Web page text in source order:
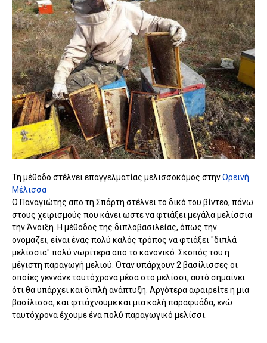
Τη μέθοδο στέλνει επαγγελματίας μελισσοκόμος στηνΟρεινή
Μέλισσα
Ο Παναγιώτης απο τη Σπάρτη στέλνει το δικό του βίντεο, πάνω
στους χειρισμούς που κάνει ωστε να φτιάξει μεγάλα μελίσσια
την Άνοιξη. Η μέθοδος της διπλοβασιλείας, όπως την
ονομάζει, είναι ένας πολύ καλός τρόπος να φτιάξει "διπλά
μελίσσια" πολύ νωρίτερα απο το κανονικό. Σκοπός του η
μέγιστη παραγωγή μελιού. Όταν υπάρχουν 2 βασίλισσες οι
οποίες γεννάνε ταυτόχρονα μέσα στο μελίσσι, αυτό σημαίνει
ότι θα υπάρχει και διπλή ανάπτυξη. Αργότερα αφαιρείτε η μια
βασίλισσα, και φτιάχνουμε και μια καλή παραφυάδα, ενώ
ταυτόχρονα έχουμε ένα πολύ παραγωγικό μελίσσι.